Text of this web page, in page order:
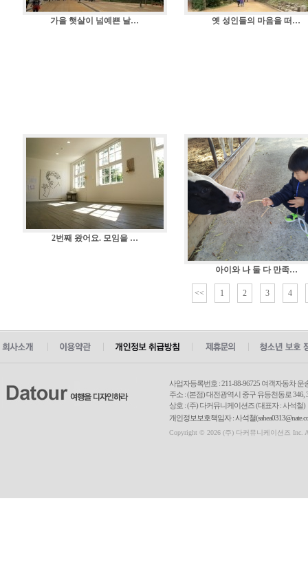
가을 햇살이 넘예쁜 날… 옛 성인들의 마음을 떠…
2번째 왔어요. 모임을 …
아이와 나 둘 다 만족…
<< 1 2 3 4
사업자등록번호 : 211-88-96725 여객자동차
주소 : (본점) 대전광역시 중구 유등천동로
상호 : (주) 다커뮤니케이션즈 (대표자 : 사석철)
개인정보보호책임자 : 사석철
Copyright © 2026 (주) 다커뮤니케이션즈 Inc.